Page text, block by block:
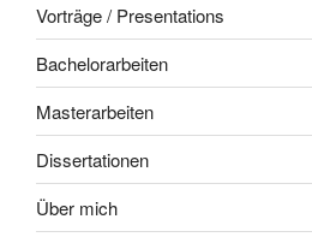
Vorträge / Presentations
Bachelorarbeiten
Masterarbeiten
Dissertationen
Über mich